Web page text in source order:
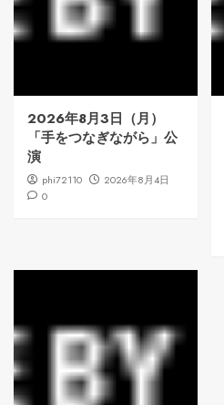
2026年8月3日（月）
「手をつなぎながら」公
演
phi72110
2026年8月4日
0